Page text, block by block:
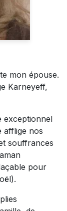
mon épouse.
Karneyeff,
exceptionnel
afflige nos
souffrances
pour